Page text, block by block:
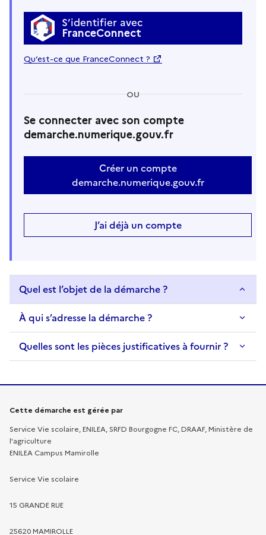
S’identifier avec
FranceConnect
Qu’est-ce que FranceConnect ?
OU
Se connecter avec son compte
demarche.numerique.gouv.fr
Créer un compte
demarche.numerique.gouv.fr
J’ai déjà un compte
Quel est l’objet de la démarche ?
À qui s’adresse la démarche ?
Quelles sont les pièces justificatives à fournir ?
Informations sur la démarche
Cette démarche est gérée par
Service Vie scolaire, ENILEA, SRFD Bourgogne FC, DRAAF, Ministère de
l'agriculture
ENILEA Campus Mamirolle
Service Vie scolaire
15 GRANDE RUE
25620 MAMIROLLE